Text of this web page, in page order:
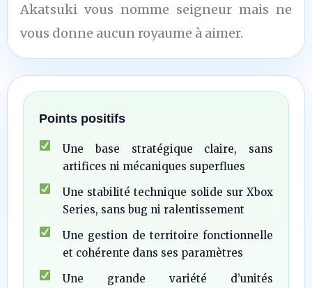
Akatsuki vous nomme seigneur mais ne
vous donne aucun royaume à aimer.
Points positifs
Une base stratégique claire, sans
artifices ni mécaniques superflues
Une stabilité technique solide sur Xbox
Series, sans bug ni ralentissement
Une gestion de territoire fonctionnelle
et cohérente dans ses paramètres
Une grande variété d’unités